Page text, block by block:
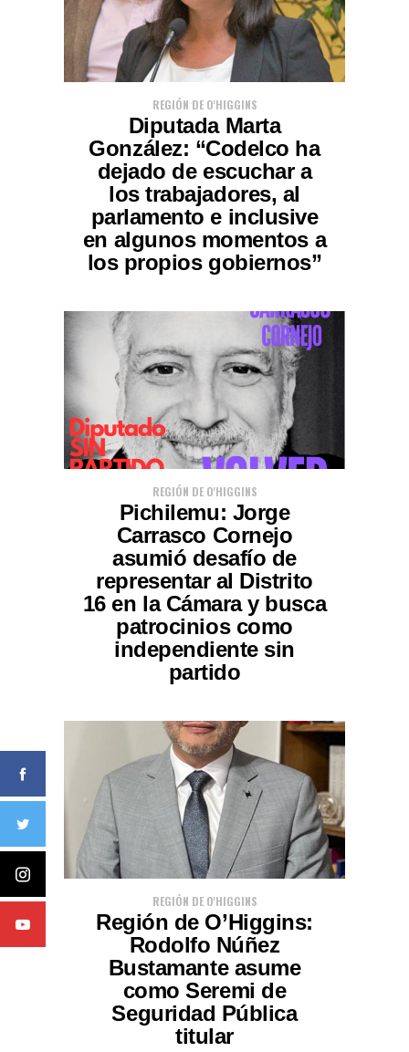
REGIÓN DE O'HIGGINS
Diputada Marta
González: “Codelco ha
dejado de escuchar a
los trabajadores, al
parlamento e inclusive
en algunos momentos a
los propios gobiernos”
REGIÓN DE O'HIGGINS
Pichilemu: Jorge
Carrasco Cornejo
asumió desafío de
representar al Distrito
16 en la Cámara y busca
patrocinios como
independiente sin
partido
REGIÓN DE O'HIGGINS
Región de O’Higgins:
Rodolfo Núñez
Bustamante asume
como Seremi de
Seguridad Pública
titular